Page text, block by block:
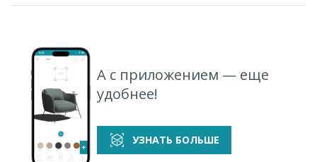
А с приложением — еще
удобнее!
УЗНАТЬ БОЛЬШЕ